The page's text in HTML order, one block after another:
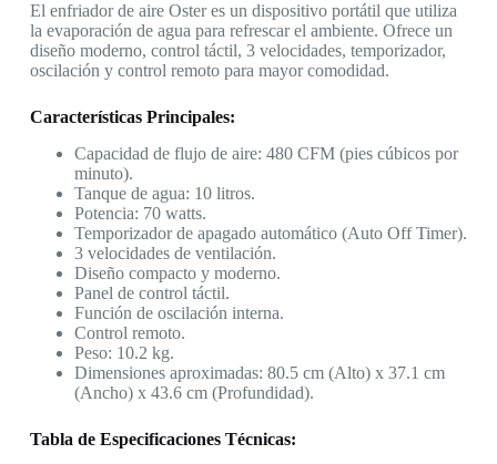
El enfriador de aire Oster es un dispositivo portátil que utiliza
la evaporación de agua para refrescar el ambiente. Ofrece un
diseño moderno, control táctil, 3 velocidades, temporizador,
oscilación y control remoto para mayor comodidad.
Características Principales:
Capacidad de flujo de aire: 480 CFM (pies cúbicos por
minuto).
Tanque de agua: 10 litros.
Potencia: 70 watts.
Temporizador de apagado automático (Auto Off Timer).
3 velocidades de ventilación.
Diseño compacto y moderno.
Panel de control táctil.
Función de oscilación interna.
Control remoto.
Peso: 10.2 kg.
Dimensiones aproximadas: 80.5 cm (Alto) x 37.1 cm
(Ancho) x 43.6 cm (Profundidad).
Tabla de Especificaciones Técnicas: